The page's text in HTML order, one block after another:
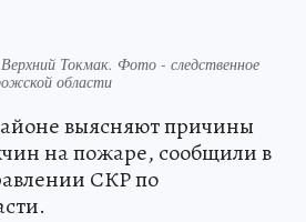
Токмак. Фото - следственное
области
выясняют причины
на пожаре, сообщили в
СКР по